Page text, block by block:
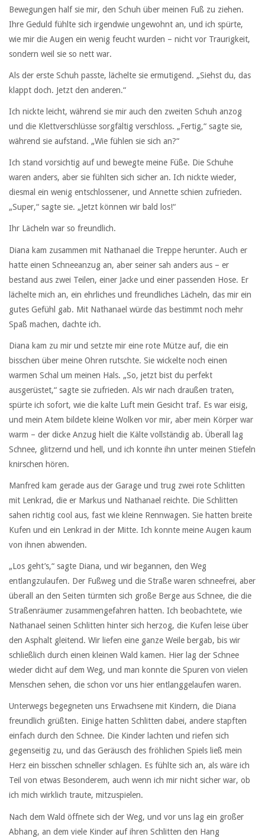
Bewegungen half sie mir, den Schuh über meinen Fuß zu ziehen.
Ihre Geduld fühlte sich irgendwie ungewohnt an, und ich spürte,
wie mir die Augen ein wenig feucht wurden – nicht vor Traurigkeit,
sondern weil sie so nett war.
Als der erste Schuh passte, lächelte sie ermutigend. „Siehst du, das
klappt doch. Jetzt den anderen.“
Ich nickte leicht, während sie mir auch den zweiten Schuh anzog
und die Klettverschlüsse sorgfältig verschloss. „Fertig,“ sagte sie,
während sie aufstand. „Wie fühlen sie sich an?“
Ich stand vorsichtig auf und bewegte meine Füße. Die Schuhe
waren anders, aber sie fühlten sich sicher an. Ich nickte wieder,
diesmal ein wenig entschlossener, und Annette schien zufrieden.
„Super,“ sagte sie. „Jetzt können wir bald los!“
Ihr Lächeln war so freundlich.
Diana kam zusammen mit Nathanael die Treppe herunter. Auch er
hatte einen Schneeanzug an, aber seiner sah anders aus – er
bestand aus zwei Teilen, einer Jacke und einer passenden Hose. Er
lächelte mich an, ein ehrliches und freundliches Lächeln, das mir ein
gutes Gefühl gab. Mit Nathanael würde das bestimmt noch mehr
Spaß machen, dachte ich.
Diana kam zu mir und setzte mir eine rote Mütze auf, die ein
bisschen über meine Ohren rutschte. Sie wickelte noch einen
warmen Schal um meinen Hals. „So, jetzt bist du perfekt
ausgerüstet,“ sagte sie zufrieden. Als wir nach draußen traten,
spürte ich sofort, wie die kalte Luft mein Gesicht traf. Es war eisig,
und mein Atem bildete kleine Wolken vor mir, aber mein Körper war
warm – der dicke Anzug hielt die Kälte vollständig ab. Überall lag
Schnee, glitzernd und hell, und ich konnte ihn unter meinen Stiefeln
knirschen hören.
Manfred kam gerade aus der Garage und trug zwei rote Schlitten
mit Lenkrad, die er Markus und Nathanael reichte. Die Schlitten
sahen richtig cool aus, fast wie kleine Rennwagen. Sie hatten breite
Kufen und ein Lenkrad in der Mitte. Ich konnte meine Augen kaum
von ihnen abwenden.
„Los geht’s,“ sagte Diana, und wir begannen, den Weg
entlangzulaufen. Der Fußweg und die Straße waren schneefrei, aber
überall an den Seiten türmten sich große Berge aus Schnee, die die
Straßenräumer zusammengefahren hatten. Ich beobachtete, wie
Nathanael seinen Schlitten hinter sich herzog, die Kufen leise über
den Asphalt gleitend. Wir liefen eine ganze Weile bergab, bis wir
schließlich durch einen kleinen Wald kamen. Hier lag der Schnee
wieder dicht auf dem Weg, und man konnte die Spuren von vielen
Menschen sehen, die schon vor uns hier entlanggelaufen waren.
Unterwegs begegneten uns Erwachsene mit Kindern, die Diana
freundlich grüßten. Einige hatten Schlitten dabei, andere stapften
einfach durch den Schnee. Die Kinder lachten und riefen sich
gegenseitig zu, und das Geräusch des fröhlichen Spiels ließ mein
Herz ein bisschen schneller schlagen. Es fühlte sich an, als wäre ich
Teil von etwas Besonderem, auch wenn ich mir nicht sicher war, ob
ich mich wirklich traute, mitzuspielen.
Nach dem Wald öffnete sich der Weg, und vor uns lag ein großer
Abhang, an dem viele Kinder auf ihren Schlitten den Hang